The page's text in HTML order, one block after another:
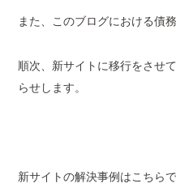
また、このブログにおける債
順次、新サイトに移行をさせ
らせします。
新サイトの解決事例はこち